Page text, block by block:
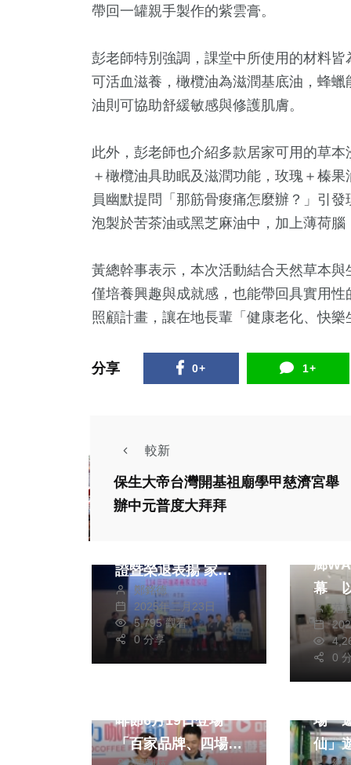
帶回一罐親手製作的紫雲膏。
彭老師特別強調，課堂中所使用的材料
可活血滋養，橄欖油為滋潤基底油，蜂
油則可協助舒緩敏感與修護肌膚。
此外，彭老師也介紹多款居家可用的草
＋橄欖油具助眠及滋潤功能，玫瑰＋榛
員幽默提問「那筋骨痠痛怎麼辦？」引
泡製於苦茶油或黑芝麻油中，加上薄荷
黃總幹事表示，本次活動結合天然草本
僅培養興趣與成就感，也能帶回具實用
照顧計畫，讓在地長輩「健康老化、快樂
分享 0+ 1+
較新
保生大帝台灣開基祖廟學甲慈濟宮舉
辦中元普度大拜拜
證暨榮退表揚 家扶
主任沈俊賢強力募集
志工
鄭銘德
2025年二月23日
5,795 觀看
0 分享
廊
幕
打造
量場
范
0
熱門 旅遊
啡節6月19日登場
「百家品牌、四場晚
場
仙」
兩岸佛教文化交
231+
健康及醫療
福建林公信俗文
綜藝
兩岸道教文化交
流專區
4+
演唱會